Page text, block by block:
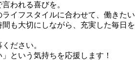
われる喜びを。
イフスタイルに合わせて、働きたい
も大切にしながら、充実した毎日
ださい。
という気持ちを応援します！